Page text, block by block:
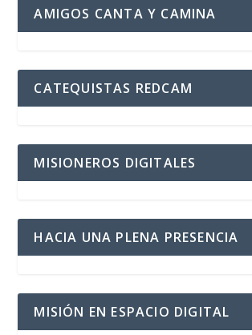
AMIGOS CANTA Y CAMINA
CATEQUISTAS REDCAM
MISIONEROS DIGITALES
HACIA UNA PLENA PRESENCIA
MISIÓN EN ESPACIO DIGITAL